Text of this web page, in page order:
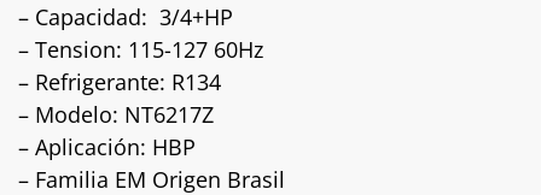
– Capacidad: 3/4+HP
– Tension: 115-127 60Hz
– Refrigerante: R134
– Modelo: NT6217Z
– Aplicación: HBP
– Familia EM Origen Brasil